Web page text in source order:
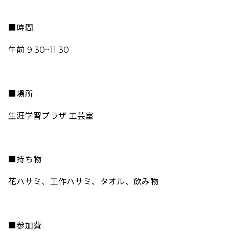
■時間
午前 9:30~11:30
■場所
生涯学習プラザ 工芸室
■持ち物
花ハサミ、工作ハサミ、タオル、飲み物
■参加費